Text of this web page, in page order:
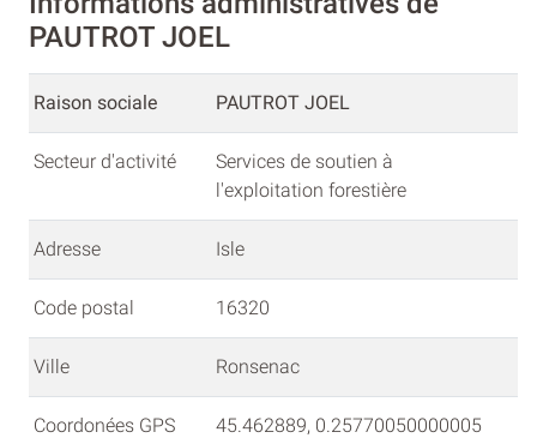
PAUTROT JOEL
Raison sociale PAUTROT JOEL
Secteur d'activité
Services de soutien à
l'exploitation forestière
Adresse Isle
Code postal 16320
Ville Ronsenac
Coordonées GPS
45.462889, 0.25770050000005